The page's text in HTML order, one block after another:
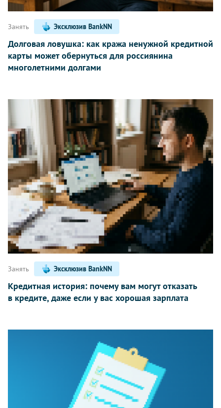
Занять Эксклюзив BankNN
Долговая ловушка: как кража ненужной кредитной
карты может обернуться для россиянина
многолетними долгами
Занять Эксклюзив BankNN
Кредитная история: почему вам могут отказать
в кредите, даже если у вас хорошая зарплата